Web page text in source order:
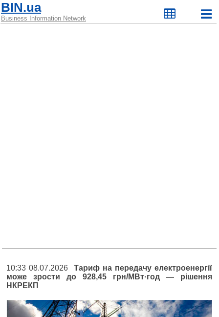
BIN.ua
Business Information Network
10:33 08.07.2026 Тариф на передачу електроенергії
може зрости до 928,45 грн/МВт·год — рішення
НКРЕКП